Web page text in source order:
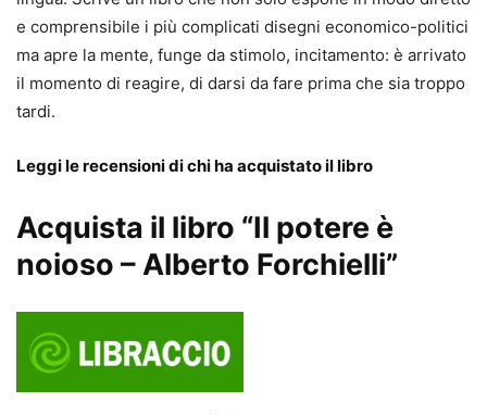
e comprensibile i più complicati disegni economico-politici
ma apre la mente, funge da stimolo, incitamento: è arrivato
il momento di reagire, di darsi da fare prima che sia troppo
tardi.
Leggi le recensioni di chi ha acquistato il libro
Acquista il libro “Il potere è
noioso – Alberto Forchielli”